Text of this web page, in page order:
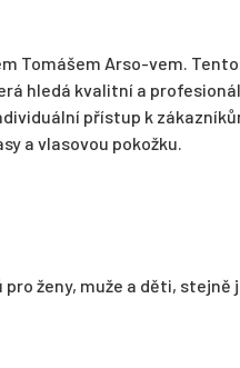
Tomášem Arso-vem. Tento
hledá kvalitní a
přístup k
a vlasovou pokožku.
ženy, muže a děti, stejně